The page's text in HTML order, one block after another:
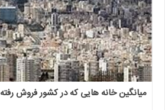
میانگین خانه هایی که در کشور فروش رفته 108 متر و تهران 84 متر